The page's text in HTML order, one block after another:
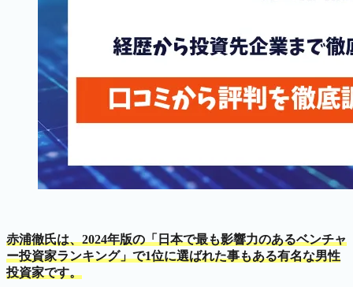
赤浦徹氏は、2024年版の「日本で最も影響力のあるベンチャ
ー投資家ランキング」で1位に選ばれた事もある有名な男性
投資家です。